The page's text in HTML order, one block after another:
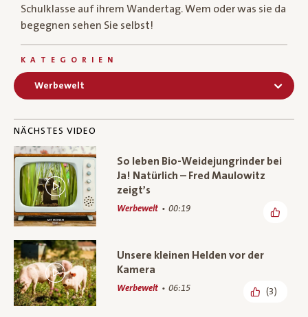
Schulklasse auf ihrem Wandertag. Wem oder was sie da
begegnen sehen Sie selbst!
KATEGORIEN
Werbewelt
NÄCHSTES VIDEO
So leben Bio-Weidejungrinder bei
Ja! Natürlich – Fred Maulowitz
zeigt’s
Werbewelt 00:19
Unsere kleinen Helden vor der
Kamera
Werbewelt 06:15 (3)